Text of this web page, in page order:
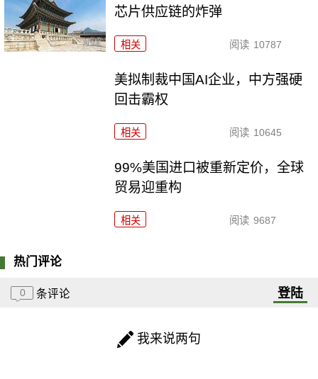
芯片供应链的炸弹
相关 阅读 10787
美拟制裁中国AI企业，中方强硬
回击霸权
相关 阅读 10645
99%美国进口被重新定价，全球
贸易迎重构
相关 阅读 9687
热门评论
0 条评论 登陆
我来说两句